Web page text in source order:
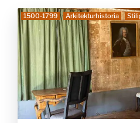
1500-1799 Arkitekturhistoria